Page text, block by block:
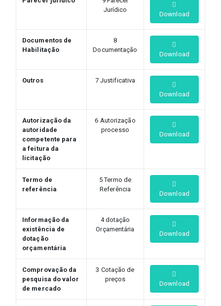
Jurídico
Download
Documentos de
Habilitação
8
Documentação
Download
Outros
7 Justificativa
Download
Autorização da
autoridade
competente para
a feitura da
licitação
6 Autorização
processo
Download
Termo de
referência
5 Termo de
Referência
Download
Informação da
existência de
dotação
orçamentária
4 dotação
Orçamentária
Download
Comprovação da
pesquisa do valor
de mercado
3 Cotação de
preços
Download